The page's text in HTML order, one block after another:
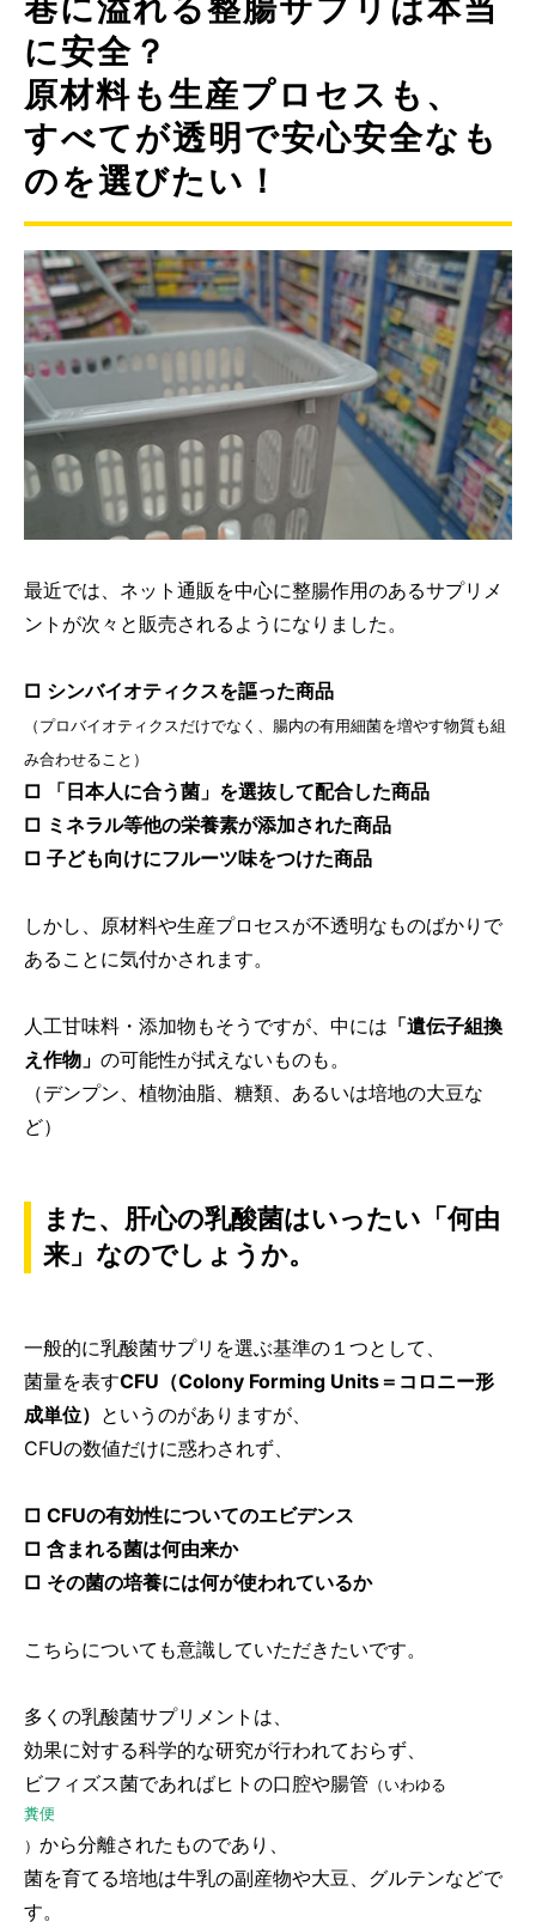
巷に溢れる整腸サプリは本当
に安全？
原材料も生産プロセスも、
すべてが透明で安心安全なも
のを選びたい！
最近では、ネット通販を中心に整腸作用のあるサプリメ
ントが次々と販売されるようになりました。
□ シンバイオティクスを謳った商品
（プロバイオティクスだけでなく、腸内の有用細菌を増やす物質も組
み合わせること）
□ 「日本人に合う菌」を選抜して配合した商品
□ ミネラル等他の栄養素が添加された商品
□ 子ども向けにフルーツ味をつけた商品
しかし、原材料や生産プロセスが不透明なものばかりで
あることに気付かされます。
人工甘味料・添加物もそうですが、中には 「遺伝子組換
え作物」 の可能性が拭えないものも。
（デンプン、植物油脂、糖類、あるいは培地の大豆な
ど）
また、肝心の乳酸菌はいったい「何由
来」なのでしょうか。
一般的に乳酸菌サプリを選ぶ基準の１つとして、
菌量を表すCFU（Colony Forming Units＝コロニー形
成単位） というのがありますが、
CFUの数値だけに惑わされず、
□ CFUの有効性についてのエビデンス
□ 含まれる菌は何由来か
□ その菌の培養には何が使われているか
こちらについても意識していただきたいです。
多くの乳酸菌サプリメントは、
効果に対する科学的な研究が行われておらず、
ビフィズス菌であればヒトの口腔や腸管 （いわゆる
糞便
） から分離されたものであり、
菌を育てる培地は牛乳の副産物や大豆、グルテンなどで
す。